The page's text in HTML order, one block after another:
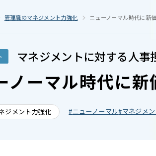
管理職のマネジメント力強化 ニューノーマル時代に新
マネジメントに対する人
ノーマル時代に
ジメント力強化 ニューノーマル マネジメ